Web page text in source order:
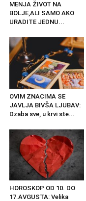
MENJA ŽIVOT NA
BOLJE,ALI SAMO AKO
URADITE JEDNU...
OVIM ZNACIMA SE
JAVLJA BIVŠA LJUBAV:
Dzaba sve, u krvi ste...
HOROSKOP OD 10. DO
17.AVGUSTA: Velika